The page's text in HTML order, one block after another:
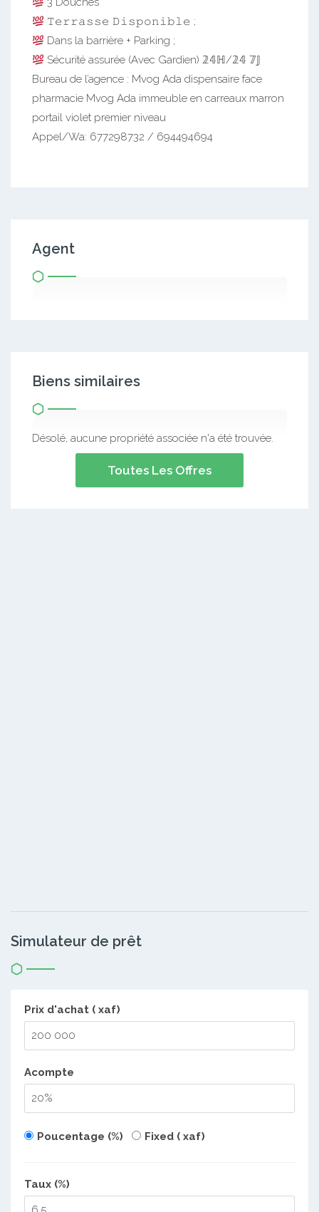
𝚃𝚎𝚛𝚛𝚊𝚜𝚜𝚎 𝙳𝚒𝚜𝚙𝚘𝚗𝚒𝚋𝚕𝚎 ;
Dans la barrière + Parking ;
Sécurité assurée (Avec Gardien) 𝟚𝟜ℍ/𝟚𝟜 𝟟𝕁
Bureau de l’agence : Mvog Ada dispensaire face
pharmacie Mvog Ada immeuble en carreaux marron
portail violet premier niveau
Appel/Wa: 677298732 / 694494694
Agent
Biens similaires
Désolé, aucune propriété associée n'a été trouvée.
Toutes Les Offres
Simulateur de prêt
Prix d'achat ( xaf)
Acompte
Poucentage (%) Fixed ( xaf)
Taux (%)